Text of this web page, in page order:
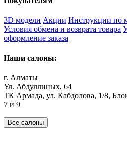
3D модели Акции Инструкции по
Условия обмена и возврата товара
оформление заказа
Наши салоны:
г. Алматы
Ул. Абдуллиных, 64
ТК Армада, ул. Кабдолова, 1/8,
7 и 9
Все салоны